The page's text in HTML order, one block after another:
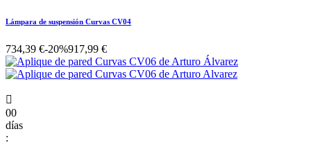
Lámpara de suspensión Curvas CV04
734,39 €-20%917,99 €

00
días
: